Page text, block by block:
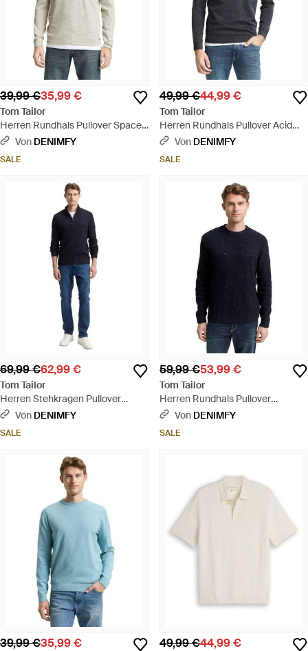
39,99 €35,99 €
Tom Tailor
Herren Rundhals Pullover Space
Dye Knit - Weiß
Von DENIMFY
SALE
49,99 €44,99 €
Tom Tailor
Herren Rundhals Pullover Acid
Wash Knit - Blau
Von DENIMFY
SALE
69,99 €62,99 €
Tom Tailor
Herren Stehkragen Pullover
Structured Mix Knit Troyer-
Von DENIMFY
SALE
59,99 €53,99 €
Tom Tailor
Herren Rundhals Pullover
Structured Mix Crewneck - Blau
Von DENIMFY
SALE
39,99 €35,99 € 49,99 €44,99 €